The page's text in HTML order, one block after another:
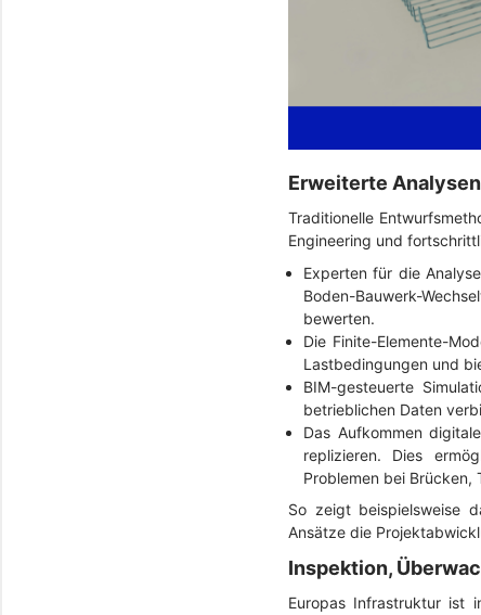
Erweiterte
Traditionelle
Engineering und
Experten für die
Boden-Bauwerk-
bewerten.
Die Finite-Elemente-
Lastbedingungen und
BIM-gesteuerte
betrieblichen Daten
Das Aufkommen
replizieren. Dies
Problemen bei Brücken,
So zeigt beispielsweise
Ansätze die
Inspektion,
Europas Infrastruktur ist